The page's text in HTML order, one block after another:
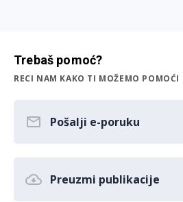
Trebaš pomoć?
RECI NAM KAKO TI MOŽEMO POMOĆI
Pošalji e-poruku
Preuzmi publikacije